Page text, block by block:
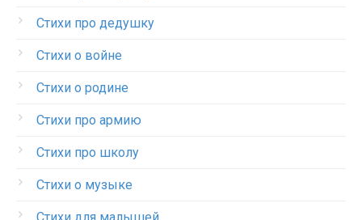
Стихи про дедушку
Стихи о войне
Стихи о родине
Стихи про армию
Стихи про школу
Стихи о музыке